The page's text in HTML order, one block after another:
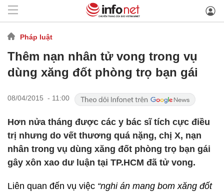
Pháp luật
Thêm nạn nhân tử vong trong vụ
dùng xăng đốt phòng trọ bạn gái
08/04/2015 - 11:00
Hơn nửa tháng được các y bác sĩ tích cực điều
trị nhưng do vết thương quá nặng, chị X, nạn
nhân trong vụ dùng xăng đốt phòng trọ bạn gái
gây xôn xao dư luận tại TP.HCM đã tử vong.
Liên quan đến vụ việc “nghi án mang bom xăng đốt